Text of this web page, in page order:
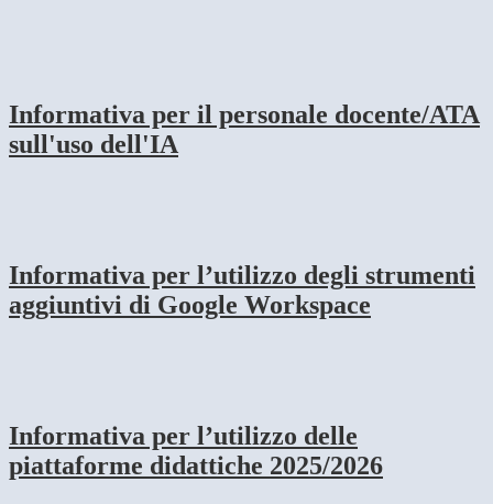
Informativa per il personale docente/ATA
sull'uso dell'IA
Informativa per l’utilizzo degli strumenti
aggiuntivi di Google Workspace
Informativa per l’utilizzo delle
piattaforme didattiche 2025/2026